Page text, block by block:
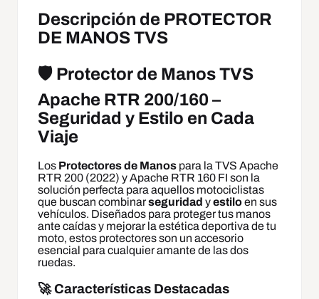
Descripción de PROTECTOR
DE MANOS TVS
🛡️ Protector de Manos TVS
Apache RTR 200/160 –
Seguridad y Estilo en Cada
Viaje
Los Protectores de Manos para la TVS Apache
RTR 200 (2022) y Apache RTR 160 FI son la
solución perfecta para aquellos motociclistas
que buscan combinarseguridad yestiloen sus
vehículos. Diseñados para proteger tus manos
ante caídas y mejorar la estética deportiva de tu
moto, estos protectores son un accesorio
esencial para cualquier amante de las dos
ruedas.
🚀 Características Destacadas